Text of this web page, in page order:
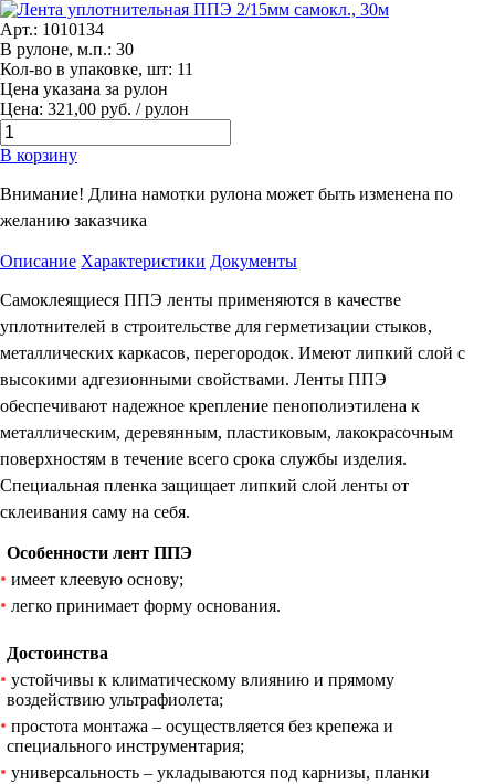
Арт.: 1010134
В рулоне, м.п.: 30
Кол-во в упаковке, шт: 11
Цена указана за рулон
Цена: 321,00 руб. / рулон
В корзину
Внимание! Длина намотки рулона может быть изменена по
желанию заказчика
Описание Характеристики Документы
Самоклеящиеся ППЭ ленты применяются в качестве
уплотнителей в строительстве для герметизации стыков,
металлических каркасов, перегородок. Имеют липкий слой с
высокими адгезионными свойствами. Ленты ППЭ
обеспечивают надежное крепление пенополиэтилена к
металлическим, деревянным, пластиковым, лакокрасочным
поверхностям в течение всего срока службы изделия.
Специальная пленка защищает липкий слой ленты от
склеивания саму на себя.
Особенности лент ППЭ
имеет клеевую основу;
легко принимает форму основания.
Достоинства
устойчивы к климатическому влиянию и прямому
воздействию ультрафиолета;
простота монтажа – осуществляется без крепежа и
специального инструментария;
универсальность – укладываются под карнизы, планки